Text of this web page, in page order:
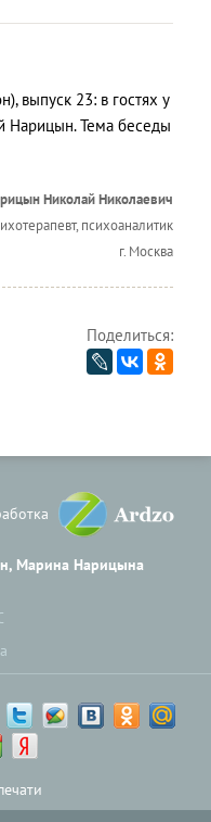
выпуск 23: в гостях у
Нарицын. Тема беседы
Николай Николаевич
психоаналитик
г. Москва
Поделиться:
Марина Нарицына